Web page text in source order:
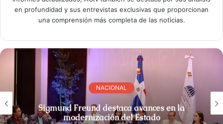
en profundidad y sus entrevistas exclusivas que proporcionan
una comprensión más completa de las noticias.
NACIONAL
Sigmund Freund destaca avances en la
modernización del Estado